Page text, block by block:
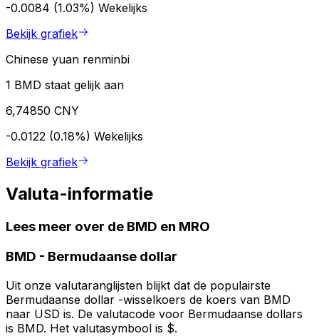
-0.0084 (1.03%) Wekelijks
Bekijk grafiek
Chinese yuan renminbi
1 BMD staat gelijk aan
6,74850 CNY
-0.0122 (0.18%) Wekelijks
Bekijk grafiek
Valuta-informatie
Lees meer over de BMD en MRO
BMD - Bermudaanse dollar
Uit onze valutaranglijsten blijkt dat de populairste
Bermudaanse dollar -wisselkoers de koers van BMD
naar USD is. De valutacode voor Bermudaanse dollars
is BMD. Het valutasymbool is $.